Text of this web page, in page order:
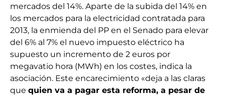
mercados del 14%. Aparte de la subida del 14% en
los mercados para la electricidad contratada para
2013, la enmienda del PP en el Senado para elevar
del 6% al 7% el nuevo impuesto eléctrico ha
supuesto un incremento de 2 euros por
megavatio hora (MWh) en los costes, indica la
asociación. Este encarecimiento «deja a las claras
que quien va a pagar esta reforma, a pesar de